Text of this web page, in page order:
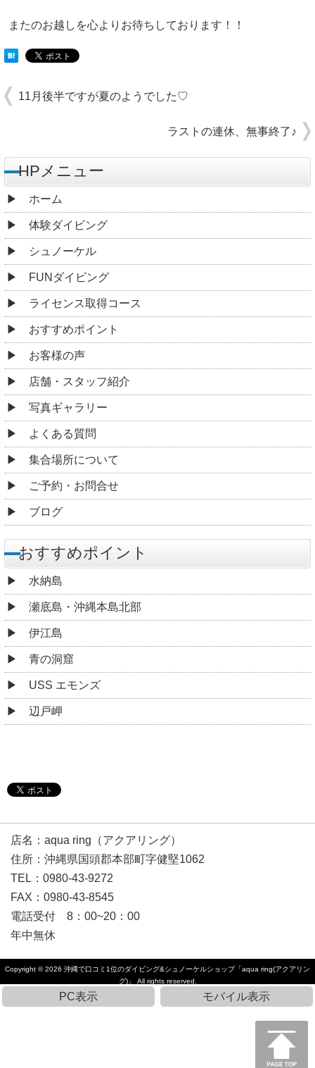
またのお越しを心よりお待ちしております！！
11月後半ですが夏のようでした♡
ラストの連休、無事終了♪
HPメニュー
ホーム
体験ダイビング
シュノーケル
FUNダイビング
ライセンス取得コース
おすすめポイント
お客様の声
店舗・スタッフ紹介
写真ギャラリー
よくある質問
集合場所について
ご予約・お問合せ
ブログ
おすすめポイント
水納島
瀬底島・沖縄本島北部
伊江島
青の洞窟
USS エモンズ
辺戸岬
店名：aqua ring（アクアリング）
住所：沖縄県国頭郡本部町字健堅1062
TEL：0980-43-9272
FAX：0980-43-8545
電話受付 8：00~20：00
年中無休
Copyright © 2026 沖縄で口コミ1位のダイビング&シュノーケルショップ「aqua ring(アクアリン
グ)」
All rights reserved.
PC表示 モバイル表示